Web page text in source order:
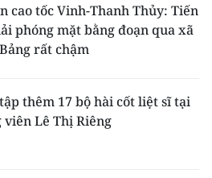
cao tốc Vinh-Thanh Thủy: Tiến
phóng mặt bằng đoạn qua xã
rất chậm
thêm 17 bộ hài cốt liệt sĩ tại
viên Lê Thị Riêng